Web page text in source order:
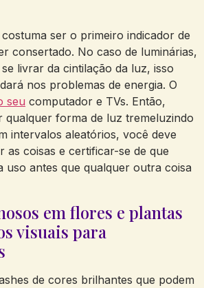
ser o primeiro indicador de
consertado. No caso de luminárias,
livrar da cintilação da luz, isso
nos problemas de energia. O
seu computador e TVs. Então,
qualquer forma de luz tremeluzindo
intervalos aleatórios, você deve
as coisas e certificar-se de que
uso antes que qualquer outra coisa
em flores e plantas
visuais para
de cores brilhantes que podem